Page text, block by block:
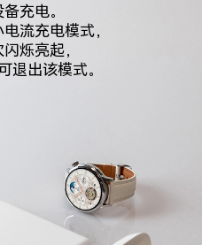
充电。
流充电模式，
烁亮起，
退出该模式。